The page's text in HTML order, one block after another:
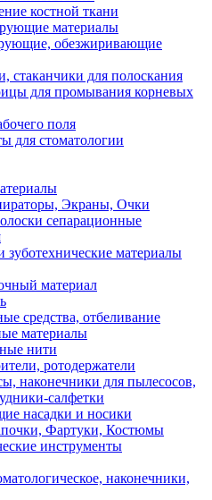
костной ткани
материалы
обезжиривающие
стаканчики для полоскания
для промывания корневых
поля
для стоматологии
Экраны, Очки
сепарационные
зуботехнические материалы
материал
средства, отбеливание
материалы
нити
ротодержатели
наконечники для пылесосов,
салфетки
насадки и носики
Фартуки, Костюмы
инструменты
наконечники,